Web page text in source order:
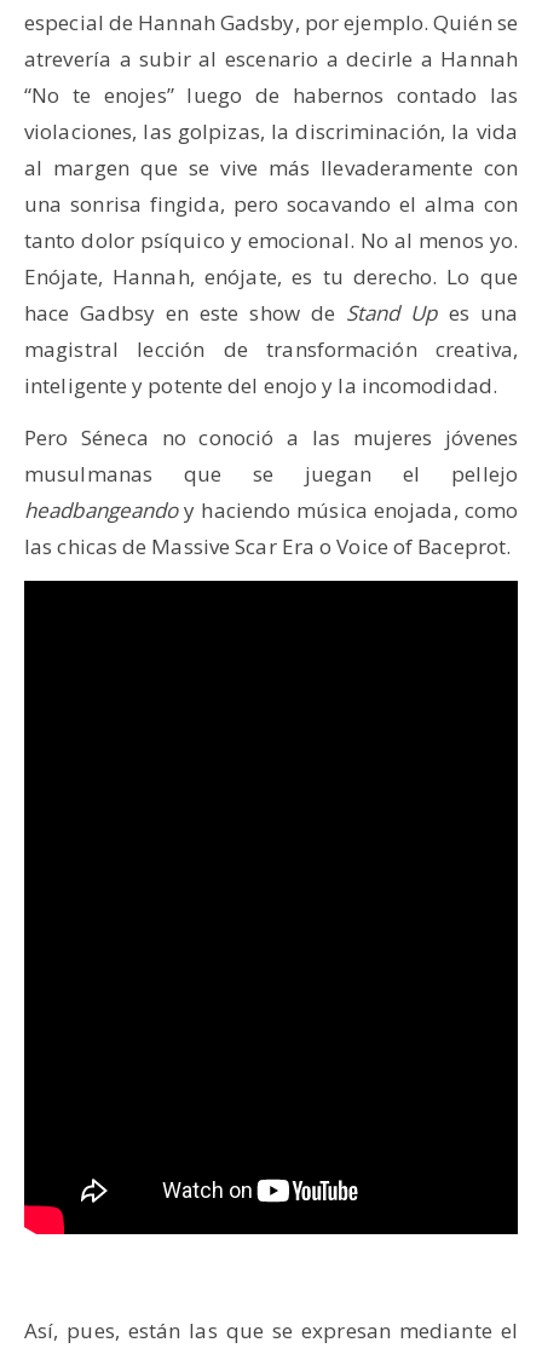
especial de Hannah Gadsby, por ejemplo. Quién se
atrevería a subir al escenario a decirle a Hannah
“No te enojes” luego de habernos contado las
violaciones, las golpizas, la discriminación, la vida
al margen que se vive más llevaderamente con
una sonrisa fingida, pero socavando el alma con
tanto dolor psíquico y emocional. No al menos yo.
Enójate, Hannah, enójate, es tu derecho. Lo que
hace Gadbsy en este show de Stand Up es una
magistral lección de transformación creativa,
inteligente y potente del enojo y la incomodidad.
Pero Séneca no conoció a las mujeres jóvenes
musulmanas que se juegan el pellejo
headbangeandoy haciendo música enojada, como
las chicas de Massive Scar Era o Voice of Baceprot.
Así, pues, están las que se expresan mediante el